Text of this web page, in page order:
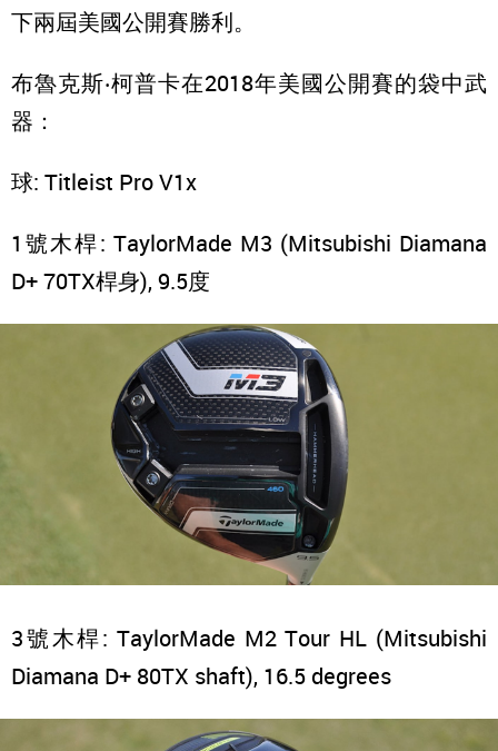
下兩屆美國公開賽勝利。
布魯克斯‧柯普卡在2018年美國公開賽的袋中武
器：
球: Titleist Pro V1x
1號木桿: TaylorMade M3 (Mitsubishi Diamana
D+ 70TX桿身), 9.5度
3號木桿: TaylorMade M2 Tour HL (Mitsubishi
Diamana D+ 80TX shaft), 16.5 degrees